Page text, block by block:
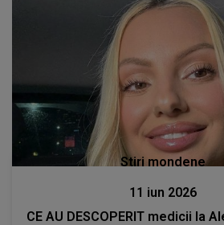
Stiri mondene
11 iun 2026
CE AU DESCOPERIT medicii la